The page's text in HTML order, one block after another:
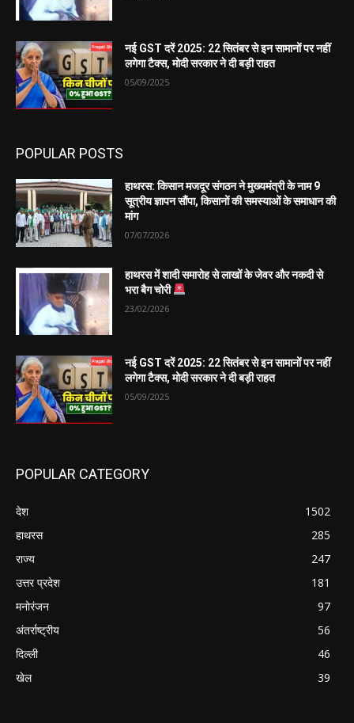
नई GST दरें 2025: 22 सितंबर से इन सामानों पर नहीं
लगेगा टैक्स, मोदी सरकार ने दी बड़ी राहत
05/09/2025
POPULAR POSTS
हाथरस: किसान मजदूर संगठन ने मुख्यमंत्री के नाम 9
सूत्रीय ज्ञापन सौंपा, किसानों की समस्याओं के समाधान की
मांग
07/07/2026
हाथरस में शादी समारोह से लाखों के जेवर और नकदी से
भरा बैग चोरी
23/02/2026
नई GST दरें 2025: 22 सितंबर से इन सामानों पर नहीं
लगेगा टैक्स, मोदी सरकार ने दी बड़ी राहत
05/09/2025
POPULAR CATEGORY
देश
1502
हाथरस
285
राज्य
247
उत्तर प्रदेश
181
मनोरंजन
97
अंतर्राष्ट्रीय
56
दिल्ली
46
खेल
39